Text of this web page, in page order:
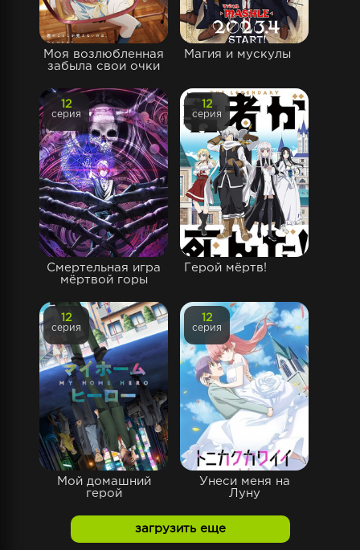
Моя возлюбленная
забыла свои очки
Магия и мускулы
Смертельная игра
мёртвой горы
12
серия
Герой мёртв!
12
серия
Мой домашний
герой
12
серия
Унеси меня на
Луну
12
серия
загрузить еще